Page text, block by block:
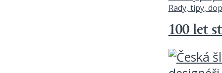
Rady, tipy,
100 let